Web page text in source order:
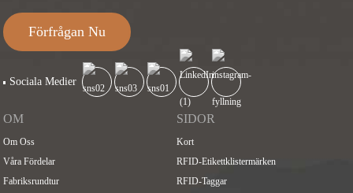
Förfrågan Nu
Sociala Medier
OM
Om Oss
Våra Fördelar
Fabriksrundtur
SIDOR
Kort
RFID-Etikettklistermärken
RFID-Taggar